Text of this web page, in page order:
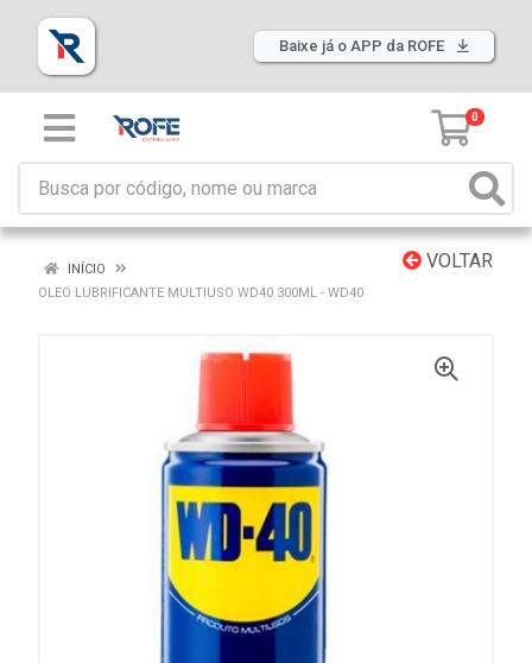
Baixe já o APP da ROFE
0
VOLTAR
INÍCIO
OLEO LUBRIFICANTE MULTIUSO WD40 300ML - WD40